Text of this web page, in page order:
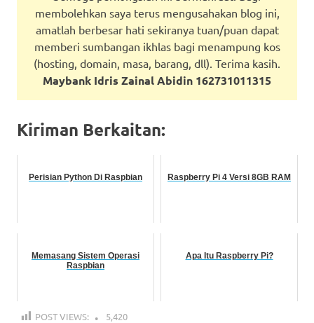
membolehkan saya terus mengusahakan blog ini,
amatlah berbesar hati sekiranya tuan/puan dapat
memberi sumbangan ikhlas bagi menampung kos
(hosting, domain, masa, barang, dll). Terima kasih.
Maybank Idris Zainal Abidin 162731011315
Kiriman Berkaitan:
Perisian Python Di Raspbian Raspberry Pi 4 Versi 8GB RAM
Memasang Sistem Operasi
Raspbian
Apa Itu Raspberry Pi?
POST VIEWS: 5,420